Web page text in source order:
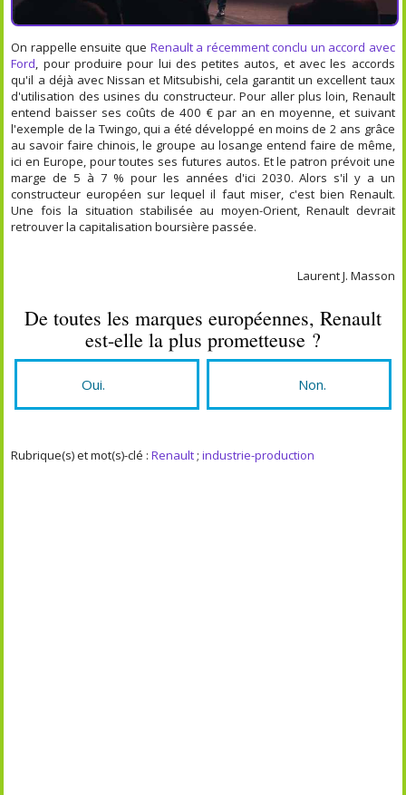
On rappelle ensuite que Renault a récemment conclu un accord avec
Ford, pour produire pour lui des petites autos, et avec les accords
qu'il a déjà avec Nissan et Mitsubishi, cela garantit un excellent taux
d'utilisation des usines du constructeur. Pour aller plus loin, Renault
entend baisser ses coûts de 400 € par an en moyenne, et suivant
l'exemple de la Twingo, qui a été développé en moins de 2 ans grâce
au savoir faire chinois, le groupe au losange entend faire de même,
ici en Europe, pour toutes ses futures autos. Et le patron prévoit une
marge de 5 à 7 % pour les années d'ici 2030. Alors s'il y a un
constructeur européen sur lequel il faut miser, c'est bien Renault.
Une fois la situation stabilisée au moyen-Orient, Renault devrait
retrouver la capitalisation boursière passée.
Laurent J. Masson
De toutes les marques européennes, Renault
est-elle la plus prometteuse ?
Oui. Non.
Rubrique(s) et mot(s)-clé :Renault;industrie-production